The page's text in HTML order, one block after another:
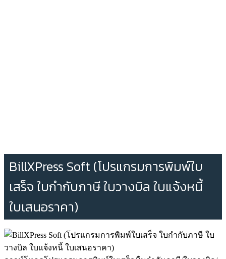
BillXPress Soft (โปรแกรมการพิมพ์ใบ
เสร็จ ใบกำกับภาษี ใบวางบิล ใบแจ้งหนี้
ใบเสนอราคา)